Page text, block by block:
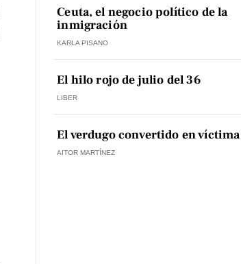
Ceuta, el negocio político de la
inmigración
KARLA PISANO
El hilo rojo de julio del 36
LIBER
El verdugo convertido en víctima
AITOR MARTÍNEZ